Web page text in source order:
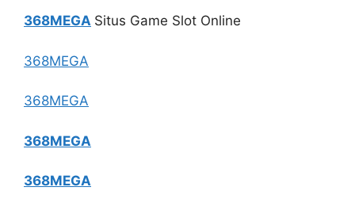
368MEGA Situs Game Slot Online
368MEGA
368MEGA
368MEGA
368MEGA